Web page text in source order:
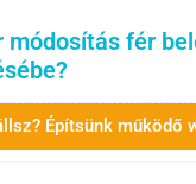
módosítás fér
Építsünk működő